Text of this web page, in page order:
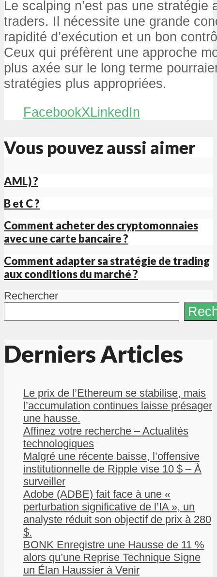
Le scalping n’est pas une stratégie
traders. Il nécessite une grande
rapidité d’exécution et un bon
Ceux qui préfèrent une approche
plus axée sur le long terme
stratégies plus appropriées.
FacebookXLinkedIn
Vous pouvez aussi aimer
AML) ?
B et C ?
Comment acheter des cryptomonnaies
avec une carte bancaire ?
Comment adapter sa stratégie de trading
aux conditions du marché ?
Rechercher
Derniers Articles
Le prix de l’Ethereum se stabilise, mais
l’accumulation continues laisse présager
une hausse.
Affinez votre recherche – Actualités
technologiques
Malgré une récente baisse, l’offensive
institutionnelle de Ripple vise 10 $ – À
surveiller
Adobe (ADBE) fait face à une «
perturbation significative de l’IA », un
analyste réduit son objectif de prix à 280
$.
BONK Enregistre une Hausse de 11 %
alors qu’une Reprise Technique Signe
un Élan Haussier à Venir